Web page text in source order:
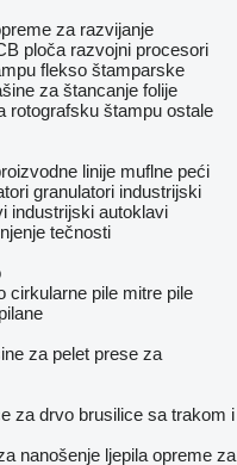
za razvijanje
ploča razvojni procesori
flekso štamparske
za štancanje folije
rotografsku štampu ostale
linije muflne peći
granulatori industrijski
industrijski autoklavi
tečnosti
cirkularne pile mitre pile
za pelet prese za
za drvo brusilice sa trakom i
nanošenje ljepila opreme za